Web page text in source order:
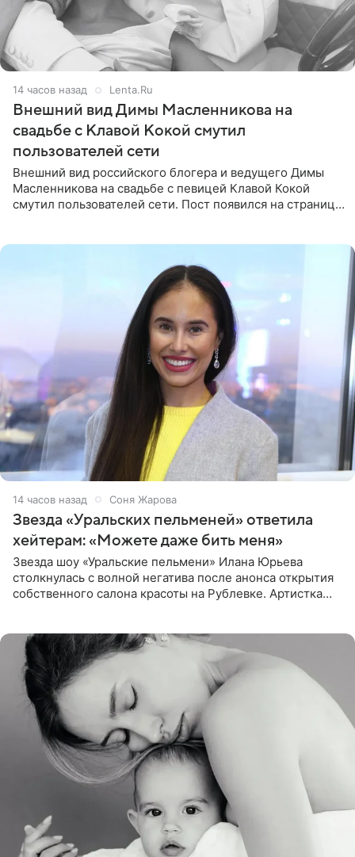
14 часов назад Lenta.Ru
Внешний вид Димы Масленникова на
свадьбе с Клавой Кокой смутил
пользователей сети
Внешний вид российского блогера и ведущего Димы
Масленникова на свадьбе с певицей Клавой Кокой
смутил пользователей сети. Пост появился на странице
14 часов назад Соня Жарова
Звезда «Уральских пельменей» ответила
хейтерам: «Можете даже бить меня»
Звезда шоу «Уральские пельмени» Илана Юрьева
столкнулась с волной негатива после анонса открытия
собственного салона красоты на Рублевке. Артистка